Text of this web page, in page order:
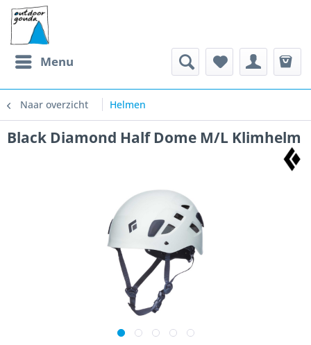
Menu
Naar overzicht Helmen
Black Diamond Half Dome M/L Klimhelm